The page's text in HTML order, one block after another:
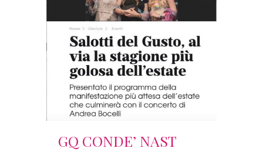
GQ CONDE’ NAST